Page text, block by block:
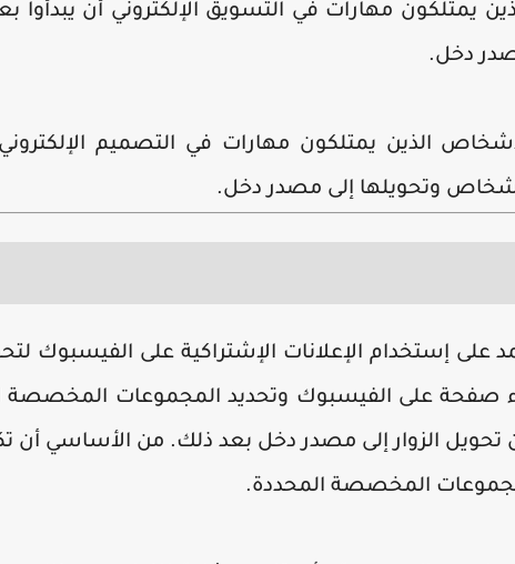
يمتلكون مهارات في التسويق الإلكتروني أن يبدأوا
دخل.
الذين يمتلكون مهارات في التصميم
وتحويلها إلى مصدر دخل.
إستخدام الإعلانات الإشتراكية على الفيسبوك
صفحة على الفيسبوك وتحديد المجموعات المخصصة
تحويل الزوار إلى مصدر دخل بعد ذلك. من الأساسي أن
المخصصة المحددة.